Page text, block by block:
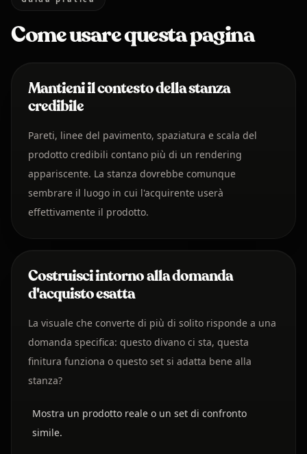
Come usare questa pagina
Mantieni il contesto della stanza
credibile
Pareti, linee del pavimento, spaziatura e scala del
prodotto credibili contano più di un rendering
appariscente. La stanza dovrebbe comunque
sembrare il luogo in cui l'acquirente userà
effettivamente il prodotto.
Costruisci intorno alla domanda
d'acquisto esatta
La visuale che converte di più di solito risponde a una
domanda specifica: questo divano ci sta, questa
finitura funziona o questo set si adatta bene alla
stanza?
Mostra un prodotto reale o un set di confronto
simile.